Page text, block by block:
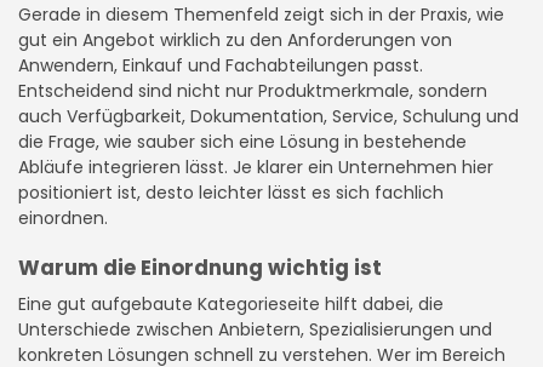
Gerade in diesem Themenfeld zeigt sich in der Praxis, wie
gut ein Angebot wirklich zu den Anforderungen von
Anwendern, Einkauf und Fachabteilungen passt.
Entscheidend sind nicht nur Produktmerkmale, sondern
auch Verfügbarkeit, Dokumentation, Service, Schulung und
die Frage, wie sauber sich eine Lösung in bestehende
Abläufe integrieren lässt. Je klarer ein Unternehmen hier
positioniert ist, desto leichter lässt es sich fachlich
einordnen.
Warum die Einordnung wichtig ist
Eine gut aufgebaute Kategorieseite hilft dabei, die
Unterschiede zwischen Anbietern, Spezialisierungen und
konkreten Lösungen schnell zu verstehen. Wer im Bereich